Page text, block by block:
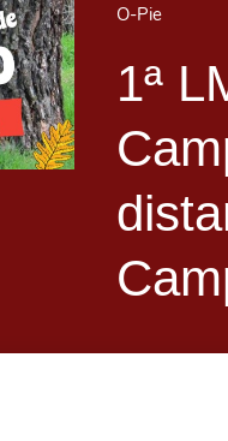
O-Pie
1ª